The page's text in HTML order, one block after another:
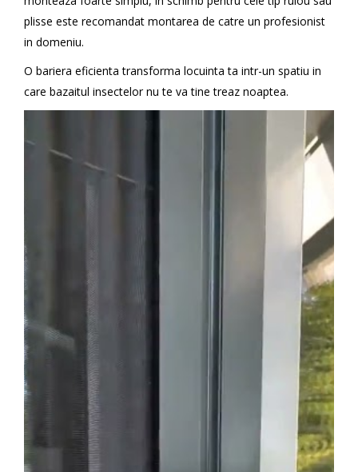
plisse este recomandat montarea de catre un profesionist
in domeniu.
O bariera eficienta transforma locuinta ta intr-un spatiu in
care bazaitul insectelor nu te va tine treaz noaptea.